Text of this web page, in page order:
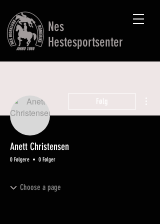
Nes
Hestesportsenter
Følg
Anett Christensen
0 Følgere 0 Følger